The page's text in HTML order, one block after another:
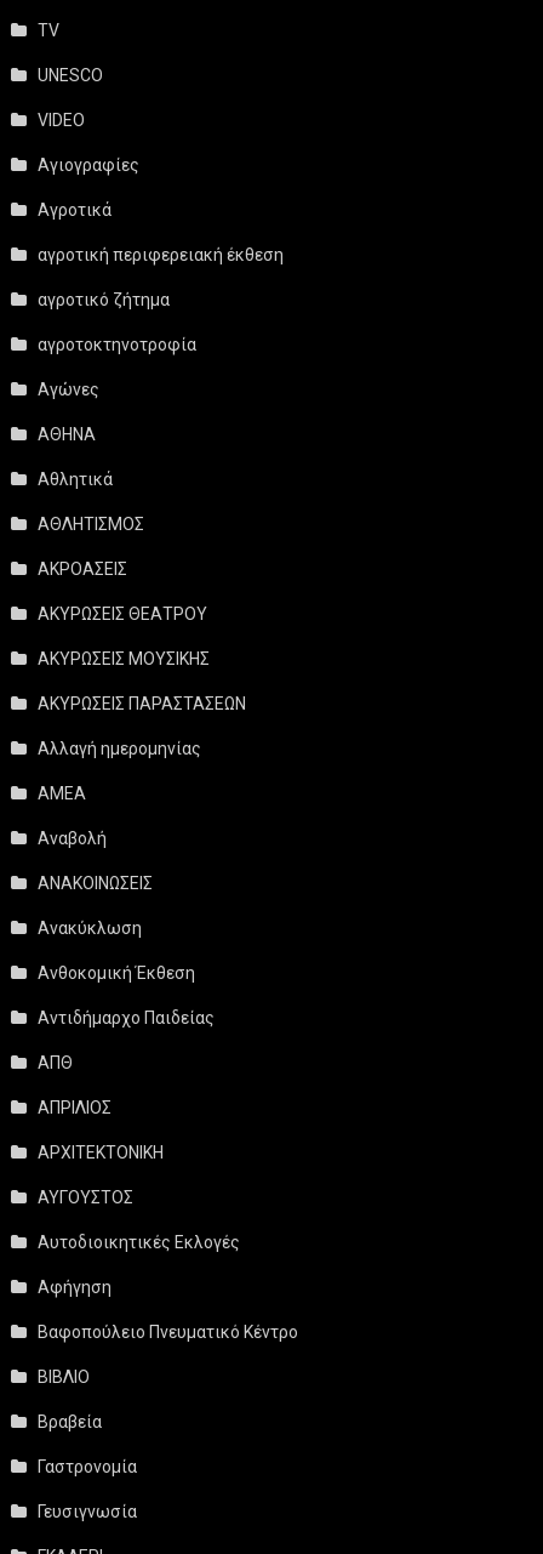
TV
UNESCO
VIDEO
Αγιογραφίες
Αγροτικά
αγροτική περιφερειακή έκθεση
αγροτικό ζήτημα
αγροτοκτηνοτροφία
Αγώνες
ΑΘΗΝΑ
Αθλητικά
ΑΘΛΗΤΙΣΜΟΣ
ΑΚΡΟΑΣΕΙΣ
ΑΚΥΡΩΣΕΙΣ ΘΕΑΤΡΟΥ
ΑΚΥΡΩΣΕΙΣ ΜΟΥΣΙΚΗΣ
ΑΚΥΡΩΣΕΙΣ ΠΑΡΑΣΤΑΣΕΩΝ
Αλλαγή ημερομηνίας
ΑΜΕΑ
Αναβολή
ΑΝΑΚΟΙΝΩΣΕΙΣ
Ανακύκλωση
Ανθοκομική Έκθεση
Αντιδήμαρχο Παιδείας
ΑΠΘ
ΑΠΡΙΛΙΟΣ
ΑΡΧΙΤΕΚΤΟΝΙΚΗ
ΑΥΓΟΥΣΤΟΣ
Αυτοδιοικητικές Εκλογές
Αφήγηση
Βαφοπούλειο Πνευματικό Κέντρο
ΒΙΒΛΙΟ
Βραβεία
Γαστρονομία
Γευσιγνωσία